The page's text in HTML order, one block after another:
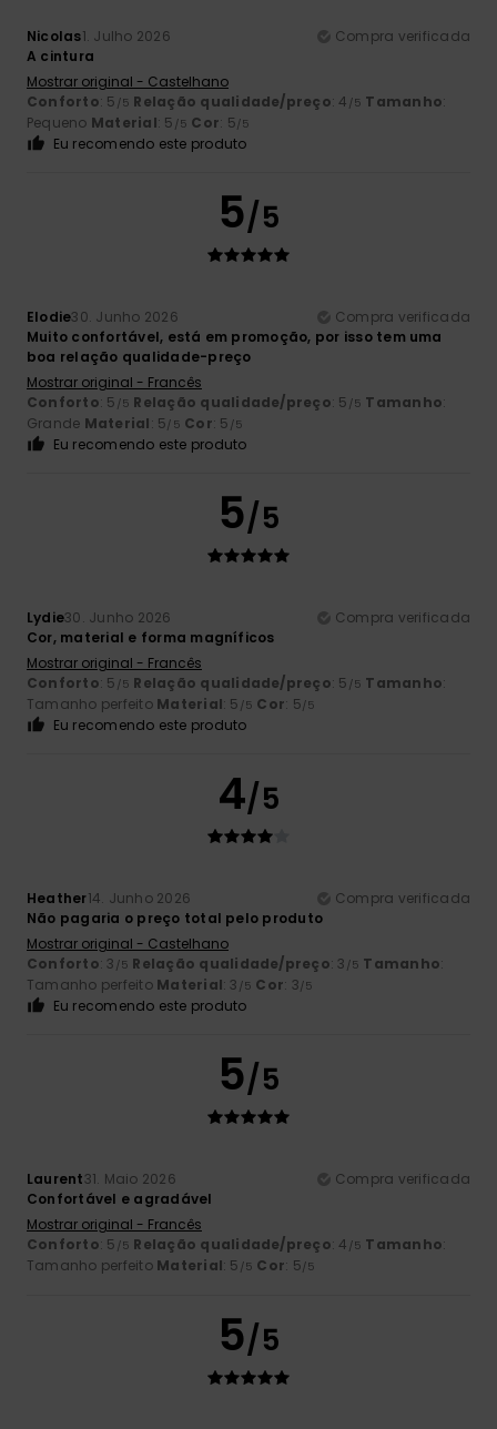
Nicolas1. Julho 2026
Compra verificada
A cintura
Mostrar original - Castelhano
Conforto: 5 /5 Relação qualidade/preço: 4 /5 Tamanho:
Pequeno Material: 5 /5 Cor: 5/5
Eu recomendo este produto
5/5
Elodie30. Junho 2026
Compra verificada
Muito confortável, está em promoção, por isso tem uma
boa relação qualidade-preço
Mostrar original - Francês
Conforto: 5 /5 Relação qualidade/preço: 5 /5 Tamanho:
Grande Material: 5/5 Cor: 5 /5
Eu recomendo este produto
5/5
Lydie30. Junho 2026
Compra verificada
Cor, material e forma magníficos
Mostrar original - Francês
Conforto: 5 /5 Relação qualidade/preço: 5 /5 Tamanho:
Tamanho perfeito Material: 5 /5 Cor: 5/5
Eu recomendo este produto
4/5
Heather14. Junho 2026
Compra verificada
Não pagaria o preço total pelo produto
Mostrar original - Castelhano
Conforto: 3 /5 Relação qualidade/preço: 3 /5 Tamanho:
Tamanho perfeito Material: 3 /5 Cor: 3/5
Eu recomendo este produto
5/5
Laurent31. Maio 2026
Compra verificada
Confortável e agradável
Mostrar original - Francês
Conforto: 5 /5 Relação qualidade/preço: 4 /5 Tamanho:
Tamanho perfeito Material: 5 /5 Cor: 5/5
5/5